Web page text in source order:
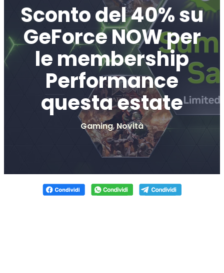
Sconto del 40% su
GeForce NOW per
le membership
Performance
questa estate
Gaming,Novità